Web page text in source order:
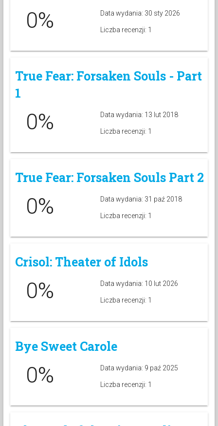
0% Data wydania: 30 sty 2026
Liczba recenzji: 1
True Fear: Forsaken Souls - Part
1
0% Data wydania: 13 lut 2018
Liczba recenzji: 1
True Fear: Forsaken Souls Part 2
0% Data wydania: 31 paź 2018
Liczba recenzji: 1
Crisol: Theater of Idols
0% Data wydania: 10 lut 2026
Liczba recenzji: 1
Bye Sweet Carole
0% Data wydania: 9 paź 2025
Liczba recenzji: 1